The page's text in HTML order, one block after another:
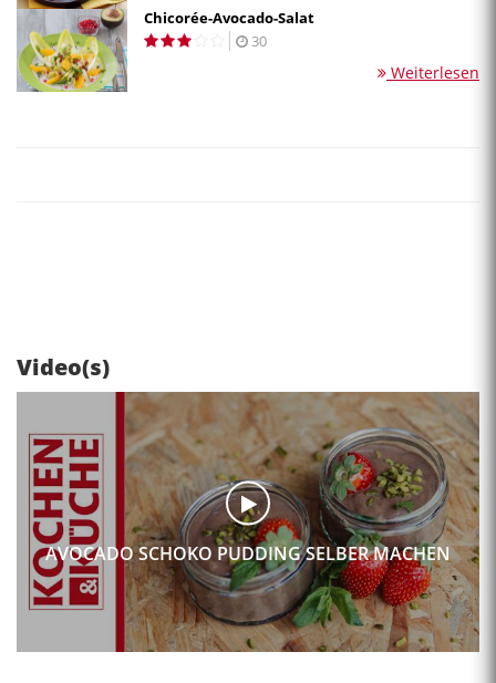
Chicorée-Avocado-Salat
30
Weiterlesen
Video(s)
AVOCADO SCHOKO PUDDING SELBER MACHEN